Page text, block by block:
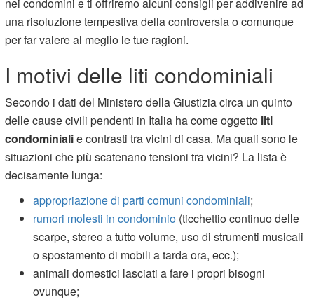
una risoluzione tempestiva della controversia o comunque
per far valere al meglio le tue ragioni.
I motivi delle liti condominiali
Secondo i dati del Ministero della Giustizia circa un quinto
delle cause civili pendenti in Italia ha come oggetto liti
condominialie contrasti tra vicini di casa. Ma quali sono le
situazioni che più scatenano tensioni tra vicini? La lista è
decisamente lunga:
appropriazione di parti comuni condominiali;
rumori molesti in condominio (ticchettio continuo delle
scarpe, stereo a tutto volume, uso di strumenti musicali
o spostamento di mobili a tarda ora, ecc.);
animali domestici lasciati a fare i propri bisogni
ovunque;